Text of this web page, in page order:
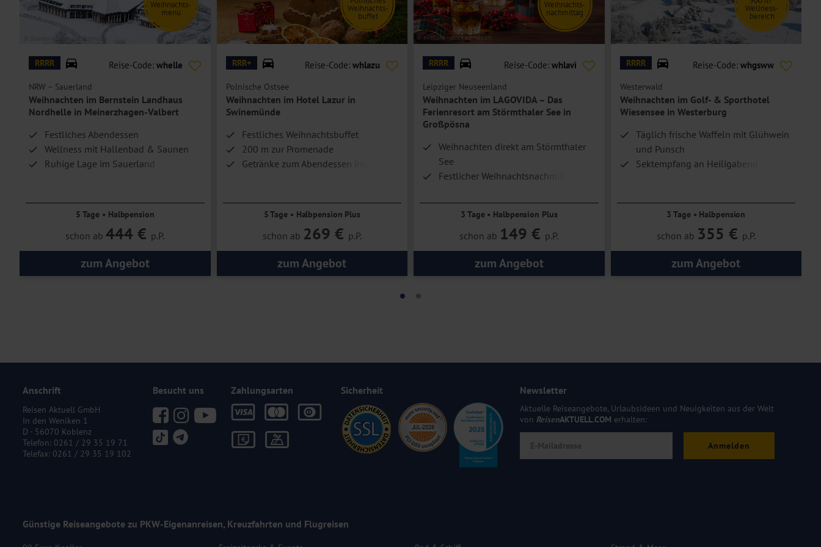
© Bernstein Landhaus Nordhelle
Weihnachts-
menü
RRRR Reise-Code: whelle
NRW – Sauerland
Weihnachten im Bernstein Landhaus
Nordhelle in Meinerzhagen-Valbert
Festliches Abendessen
Wellness mit Hallenbad & Saunen
Ruhige Lage im Sauerland
5 Tage • Halbpension
schon ab 444 € p.P.
zum Angebot
© Zerbor - stock.adobe.com
Weihnachts-
buffet
RRR+ Reise-Code: whlazu
Polnische Ostsee
Weihnachten im Hotel Lazur in
Swinemünde
Festliches Weihnachtsbuffet
200 m zur Promenade
Getränke zum Abendessen inklusive
5 Tage • Halbpension Plus
schon ab 269 € p.P.
zum Angebot
© svittlana - stock.adobe.com
Weihnachts-
nachmittag
RRRR Reise-Code: whlavi
Leipziger Neuseenland
Weihnachten im LAGOVIDA – Das
Ferienresort am Störmthaler See in
Großpösna
Weihnachten direkt am Störmthaler
See
Festlicher Weihnachtsnachmittag
Leipziger Neuseenland entdecken
3 Tage • Halbpension Plus
schon ab 149 € p.P.
zum Angebot
© Golf- & Sporthotel Wiesensee
Wellness-
bereich
RRRR Reise-Code: whgsww
Westerwald
Weihnachten im Golf- & Sporthotel
Wiesensee in Westerburg
Täglich frische Waffeln mit Glühwein
und Punsch
Sektempfang an Heiligabend
3 Tage • Halbpension
schon ab 355 € p.P.
zum Angebot
Anschrift
Reisen Aktuell GmbH
In den Weniken 1
D - 56070 Koblenz
Telefon: 0261 / 29 35 19 71
Telefax: 0261 / 29 35 19 102
Besucht uns Zahlungsarten Sicherheit Newsletter
Aktuelle Reiseangebote, Urlaubsideen und Neuigkeiten aus der Welt
von ReisenAKTUELL.COM erhalten:
Anmelden
Günstige Reiseangebote zu PKW-Eigenanreisen, Kreuzfahrten und Flugreisen